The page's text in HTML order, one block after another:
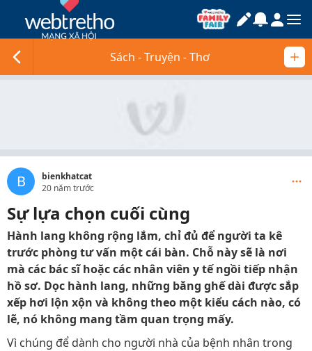
Sách - Truyện - Thơ
B
bienkhatcat
20 năm trước
Sự lựa chọn cuối cùng
Hành lang không rộng lắm, chỉ đủ để người ta kê
trước phòng tư vấn một cái bàn. Chỗ này sẽ là nơi
mà các bác sĩ hoặc các nhân viên y tế ngồi tiếp nhận
hồ sơ. Dọc hành lang, những băng ghế dài được sắp
xếp hơi lộn xộn và không theo một kiểu cách nào, có
lẽ, nó không mang tầm quan trọng mấy.
Vì chúng để dành cho người nhà của bệnh nhân trong